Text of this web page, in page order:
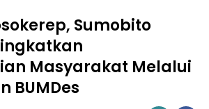
Sumobito
Masyarakat Melalui
BUMDes